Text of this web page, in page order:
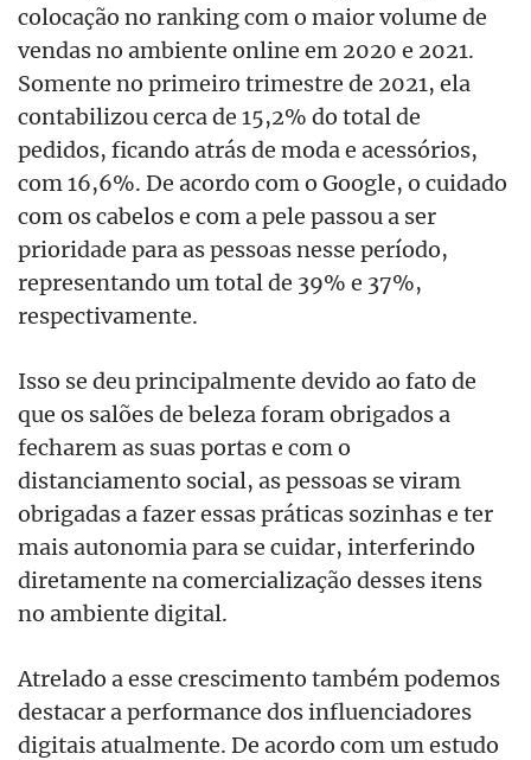
colocação no ranking com o maior volume de
vendas no ambiente online em 2020 e 2021.
Somente no primeiro trimestre de 2021, ela
contabilizou cerca de 15,2% do total de
pedidos, ficando atrás de moda e acessórios,
com 16,6%. De acordo com o Google, o cuidado
com os cabelos e com a pele passou a ser
prioridade para as pessoas nesse período,
representando um total de 39% e 37%,
respectivamente.
Isso se deu principalmente devido ao fato de
que os salões de beleza foram obrigados a
fecharem as suas portas e com o
distanciamento social, as pessoas se viram
obrigadas a fazer essas práticas sozinhas e ter
mais autonomia para se cuidar, interferindo
diretamente na comercialização desses itens
no ambiente digital.
Atrelado a esse crescimento também podemos
destacar a performance dos influenciadores
digitais atualmente. De acordo com um estudo